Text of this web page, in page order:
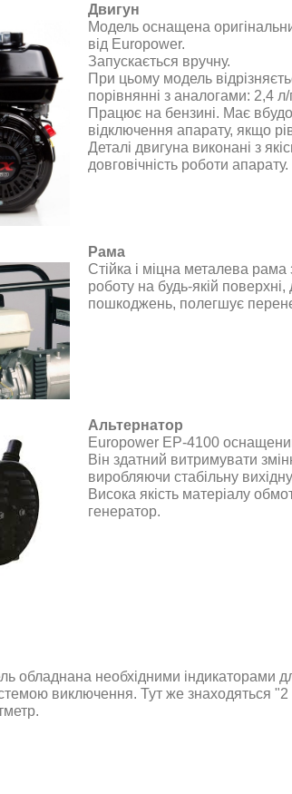
Двигун
Модель оснащена
від Europower.
Запускається вручну.
При цьому модель
порівнянні з аналогами: 2,4 л/
Працює на бензині. Має
відключення апарату, якщо
Деталі двигуна виконані з
довговічність роботи апарату.
Рама
Стійка і міцна металева рама
роботу на будь-якій
пошкоджень, полегшує
Альтернатор
Europower EP-4100
Він здатний витримувати
виробляючи стабільну
Висока якість матеріалу
генератор.
обладнана необхідними індикаторами
виключення. Тут же знаходяться "2
.